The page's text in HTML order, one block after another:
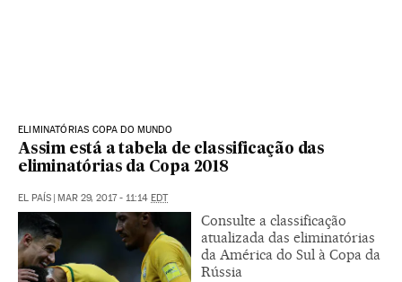
ELIMINATÓRIAS COPA DO MUNDO
Assim está a tabela de classificação das
eliminatórias da Copa 2018
EL PAÍS MAR 29, 2017 - 11:14 EDT
Consulte a classificação
atualizada das eliminatórias
da América do Sul à Copa da
Rússia